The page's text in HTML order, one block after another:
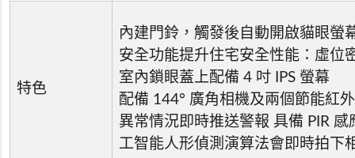
特色
內建門鈴，觸發後自動開啟貓眼螢
安全功能提升住宅安全性能：虛位
室內鎖眼蓋上配備 4 吋 IPS 螢幕
配備 144° 廣角相機及兩個節能紅
異常情況即時推送警報 具備 PIR
工智能人形偵測演算法會即時拍下